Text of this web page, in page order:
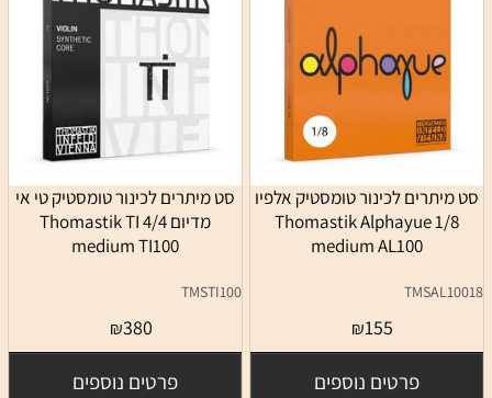
סט מיתרים לכינור טומסטיק אלפיו
1/8 Thomastik Alphayue
medium AL100
TMSAL10018
₪155
פרטים נוספים
סט מיתרים לכינור טומסטיק טי אי
מדיום 4/4 Thomastik TI
medium TI100
TMSTI100
₪380
פרטים נוספים